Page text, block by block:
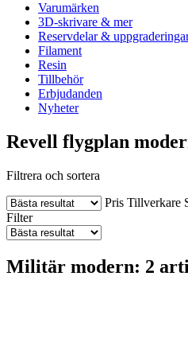
Varumärken
3D-skrivare & mer
Reservdelar &
Filament
Resin
Tillbehör
Erbjudanden
Nyheter
Revell flygplan
Filtrera och sortera
Pris Tillverkare
Filter
Militär modern: 2